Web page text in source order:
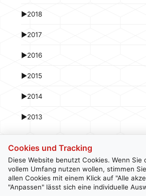
►2018
►2017
►2016
►2015
►2014
►2013
KontaktNewsletterImpressum
Cookies und Tracking
Diese Website benutzt Cookies. Wenn Sie
vollem Umfang nutzen wollen, stimmen
allen Cookies mit einem Klick auf "Alle
"Anpassen" lässt sich eine individuelle